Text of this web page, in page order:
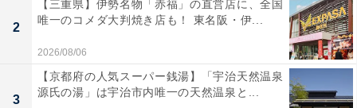
アニメや漫画のレビュー、エンタメトピックスなどを中
心に、オールジャンルで執筆中のライター。時々、店舗
取材などのリポート記事も担当。All AboutおよびAll
About ニュースでのライター歴は6年。
2
【三重県】伊勢名物「赤福」の直営店に、全国
唯一のコメダ大判焼き店も！ 東名阪・伊...
2026/08/06
3
【京都府の人気スーパー銭湯】「宇治天然温泉
源氏の湯」は宇治市内唯一の天然温泉と...